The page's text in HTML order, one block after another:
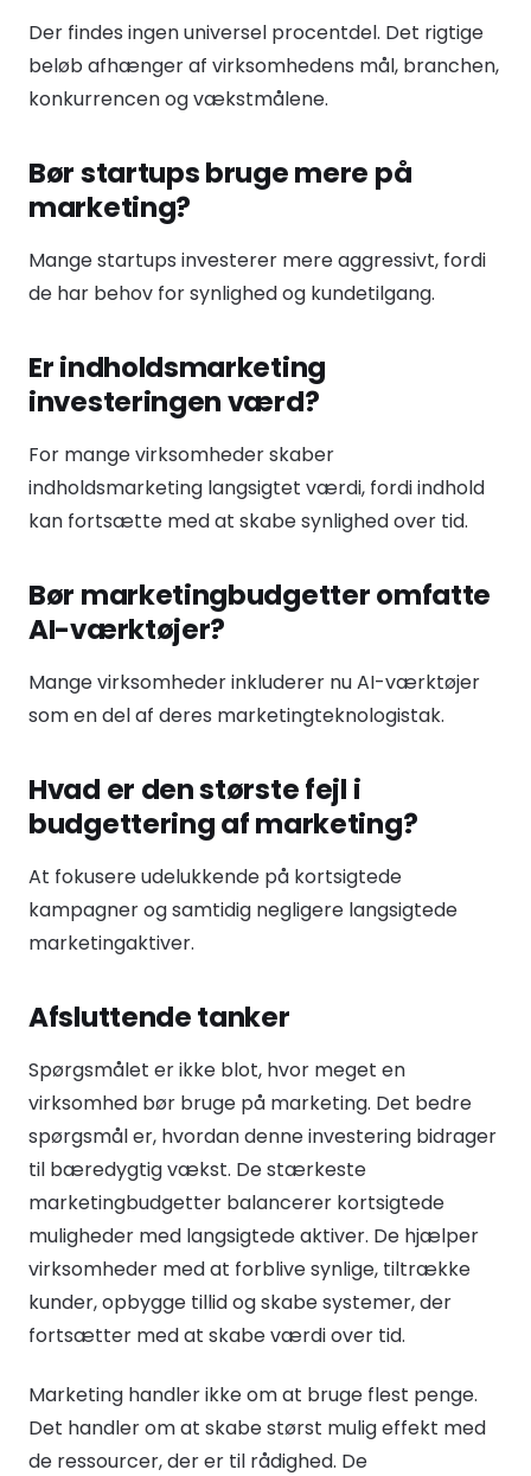
Der findes ingen universel procentdel. Det rigtige
beløb afhænger af virksomhedens mål, branchen,
konkurrencen og vækstmålene.
Bør startups bruge mere på
marketing?
Mange startups investerer mere aggressivt, fordi
de har behov for synlighed og kundetilgang.
Er indholdsmarketing
investeringen værd?
For mange virksomheder skaber
indholdsmarketing langsigtet værdi, fordi indhold
kan fortsætte med at skabe synlighed over tid.
Bør marketingbudgetter omfatte
AI-værktøjer?
Mange virksomheder inkluderer nu AI-værktøjer
som en del af deres marketingteknologistak.
Hvad er den største fejl i
budgettering af marketing?
At fokusere udelukkende på kortsigtede
kampagner og samtidig negligere langsigtede
marketingaktiver.
Afsluttende tanker
Spørgsmålet er ikke blot, hvor meget en
virksomhed bør bruge på marketing. Det bedre
spørgsmål er, hvordan denne investering bidrager
til bæredygtig vækst. De stærkeste
marketingbudgetter balancerer kortsigtede
muligheder med langsigtede aktiver. De hjælper
virksomheder med at forblive synlige, tiltrække
kunder, opbygge tillid og skabe systemer, der
fortsætter med at skabe værdi over tid.
Marketing handler ikke om at bruge flest penge.
Det handler om at skabe størst mulig effekt med
de ressourcer, der er til rådighed. De